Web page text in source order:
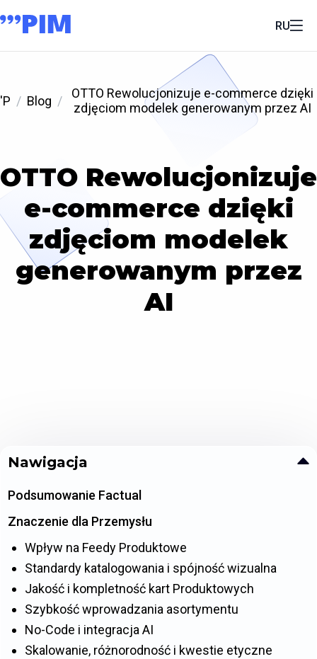
RU
'P Blog
OTTO Rewolucjonizuje e-commerce dzięki
zdjęciom modelek generowanym przez AI
OTTO Rewolucjonizuje
e-commerce dzięki
zdjęciom modelek
generowanym przez
AI
Nawigacja
Podsumowanie Factual
Znaczenie dla Przemysłu
Wpływ na Feedy Produktowe
Standardy katalogowania i spójność wizualna
Jakość i kompletność kart Produktowych
Szybkość wprowadzania asortymentu
No-Code i integracja AI
Skalowanie, różnorodność i kwestie etyczne